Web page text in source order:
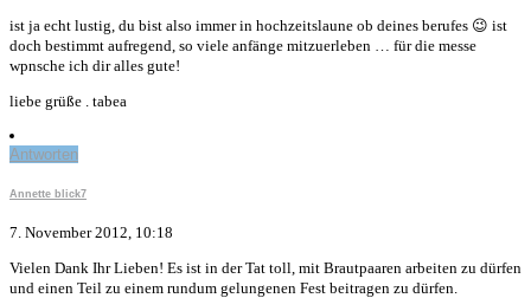
ist ja echt lustig, du bist also immer in hochzeitslaune ob deines berufes 😉 ist
doch bestimmt aufregend, so viele anfänge mitzuerleben … für die messe
wpnsche ich dir alles gute!
liebe grüße . tabea
Antworten
Annette blick7
7. November 2012, 10:18
Vielen Dank Ihr Lieben! Es ist in der Tat toll, mit Brautpaaren arbeiten zu dürfen
und einen Teil zu einem rundum gelungenen Fest beitragen zu dürfen.